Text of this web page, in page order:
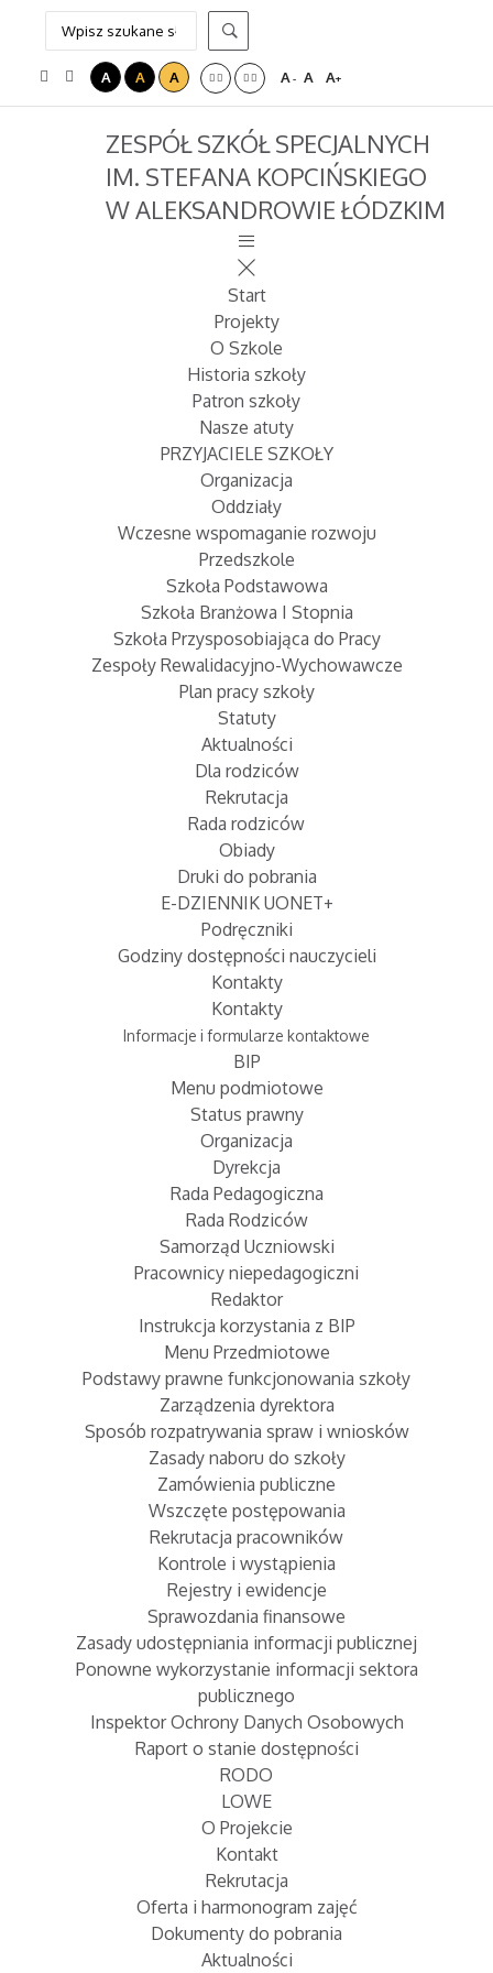
A A A A- A A+
ZESPÓŁ SZKÓŁ SPECJALNYCH
IM. STEFANA KOPCIŃSKIEGO
W ALEKSANDROWIE ŁÓDZKIM
Start
Projekty
O Szkole
Historia szkoły
Patron szkoły
Nasze atuty
PRZYJACIELE SZKOŁY
Organizacja
Oddziały
Wczesne wspomaganie rozwoju
Przedszkole
Szkoła Podstawowa
Szkoła Branżowa I Stopnia
Szkoła Przysposobiająca do Pracy
Zespoły Rewalidacyjno-Wychowawcze
Plan pracy szkoły
Statuty
Aktualności
Dla rodziców
Rekrutacja
Rada rodziców
Obiady
Druki do pobrania
E-DZIENNIK UONET+
Podręczniki
Godziny dostępności nauczycieli
Kontakty
Kontakty
Informacje i formularze kontaktowe
BIP
Menu podmiotowe
Status prawny
Organizacja
Dyrekcja
Rada Pedagogiczna
Rada Rodziców
Samorząd Uczniowski
Pracownicy niepedagogiczni
Redaktor
Instrukcja korzystania z BIP
Menu Przedmiotowe
Podstawy prawne funkcjonowania szkoły
Zarządzenia dyrektora
Sposób rozpatrywania spraw i wniosków
Zasady naboru do szkoły
Zamówienia publiczne
Wszczęte postępowania
Rekrutacja pracowników
Kontrole i wystąpienia
Rejestry i ewidencje
Sprawozdania finansowe
Zasady udostępniania informacji publicznej
Ponowne wykorzystanie informacji sektora
publicznego
Inspektor Ochrony Danych Osobowych
Raport o stanie dostępności
RODO
LOWE
O Projekcie
Kontakt
Rekrutacja
Oferta i harmonogram zajęć
Dokumenty do pobrania
Aktualności